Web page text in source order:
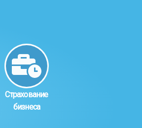
Страхование
бизнеса